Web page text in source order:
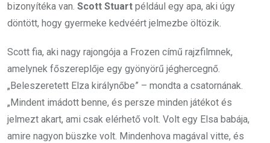
bizonyítéka van. Scott Stuart például egy apa, aki úgy
döntött, hogy gyermeke kedvéért jelmezbe öltözik.
Scott fia, aki nagy rajongója a Frozen című rajzfilmnek,
amelynek főszereplője egy gyönyörű jéghercegnő.
„Beleszeretett Elza királynőbe” – mondta a csatornának.
„Mindent imádott benne, és persze minden játékot és
jelmezt akart, ami csak elérhető volt. Volt egy Elsa babája,
amire nagyon büszke volt. Mindenhova magával vitte, és